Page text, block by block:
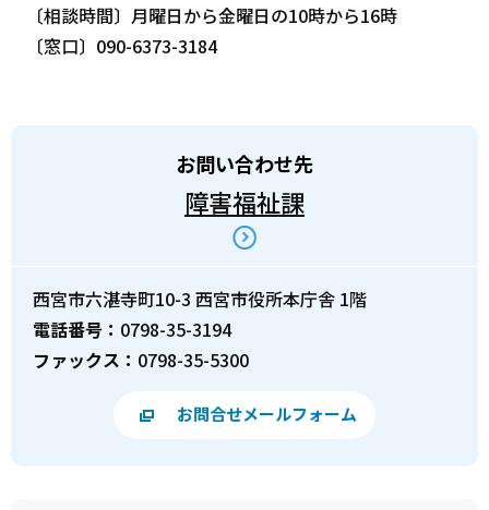
〔相談時間〕月曜日から金曜日の10時から16時
〔窓口〕090-6373-3184
お問い合わせ先
障害福祉課
西宮市六湛寺町10-3 西宮市役所本庁舎 1階
電話番号： 0798-35-3194
ファックス： 0798-35-5300
お問合せメールフォーム